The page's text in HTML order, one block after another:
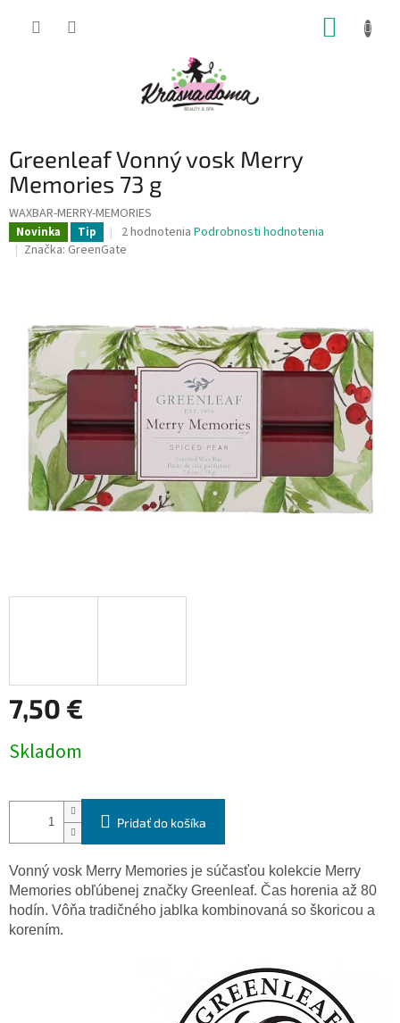
Greenleaf Vonný vosk Merry
Memories 73 g
WAXBAR-MERRY-MEMORIES
Novinka Tip
Priemerné
hodnotenie
5
hviezdičiek.
2 hodnotenia Podrobnosti hodnotenia
Značka: GreenGate
7,50 €
cena:
Skladom
Pridať do košíka
Vonný vosk Merry Memories je súčasťou kolekcie Merry
Memories obľúbenej značky Greenleaf. Čas horenia až 80
hodín. Vôňa tradičného jablka kombinovaná so škoricou a
korením.